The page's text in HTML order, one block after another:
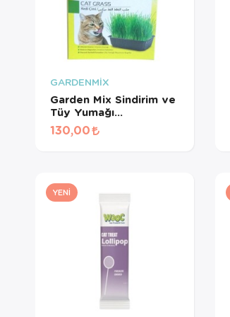
GARDENMİX
Garden Mix Sindirim ve
Tüy Yumağı
Destekleyen Kedi Çimi
130,00
YENI